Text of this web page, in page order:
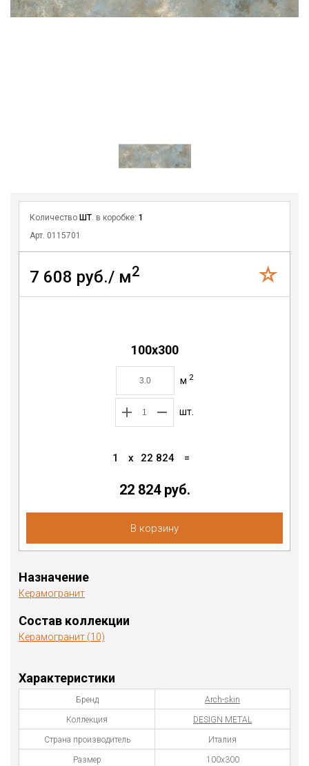
Количество ШТ . в коробке: 1
Арт. 0115701
7 608 руб./ м2
100х300
м 2
шт.
1 x 22 824 =
22 824 руб.
В корзину
Назначение
Керамогранит
Состав коллекции
Керамогранит (10)
Характеристики
Бренд Arch-skin
Коллекция DESIGN METAL
Страна производитель Италия
Размер 100х300